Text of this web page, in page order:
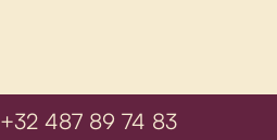
+32 487 89 74 83